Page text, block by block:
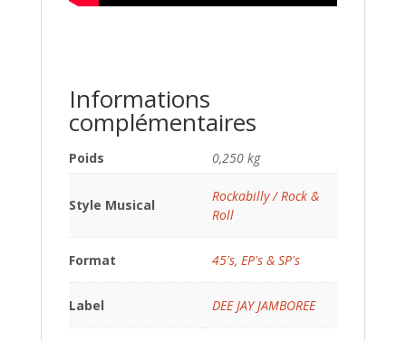
Informations
complémentaires
Poids 0,250 kg
Style Musical
Rockabilly / Rock &
Roll
Format 45's, EP's & SP's
Label DEE JAY JAMBOREE